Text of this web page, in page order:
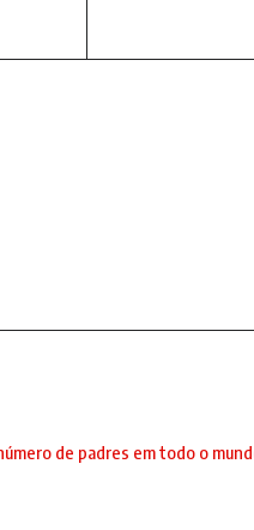
de padres em todo o